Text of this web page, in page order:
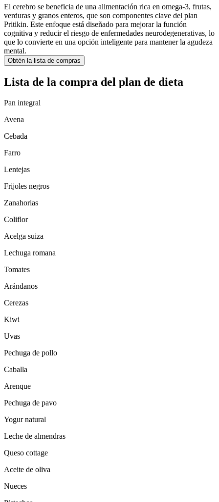
El cerebro se beneficia de una alimentación rica en omega-3, frutas,
verduras y granos enteros, que son componentes clave del plan
Pritikin. Este enfoque está diseñado para mejorar la función
cognitiva y reducir el riesgo de enfermedades neurodegenerativas, lo
que lo convierte en una opción inteligente para mantener la agudeza
mental.
Obtén la lista de compras
Lista de la compra del plan de dieta
Pan integral
Avena
Cebada
Farro
Lentejas
Frijoles negros
Zanahorias
Coliflor
Acelga suiza
Lechuga romana
Tomates
Arándanos
Cerezas
Kiwi
Uvas
Pechuga de pollo
Caballa
Arenque
Pechuga de pavo
Yogur natural
Leche de almendras
Queso cottage
Aceite de oliva
Nueces